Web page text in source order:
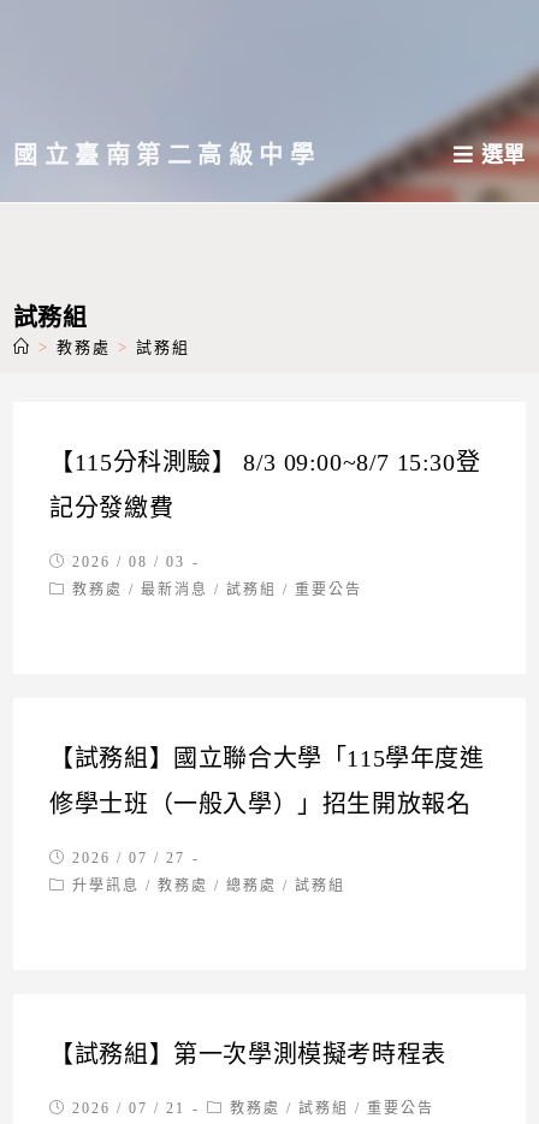
主國立臺南第二高級中學 選單
試務組
> 教務處 > 試務組
【115分科測驗】 8/3 09:00~8/7 15:30登
記分發繳費
Post
published:
2026 / 08 / 03
Post教務處 / 最新消息 / 試務組 / 重要公告
【試務組】國立聯合大學「115學年度進
修學士班（一般入學）」招生開放報名
Post
published:
2026 / 07 / 27
Post升學訊息 / 教務處 / 總務處 / 試務組
【試務組】第一次學測模擬考時程表
Post2026 / 07 / 21
Post教務處 / 試務組 / 重要公告